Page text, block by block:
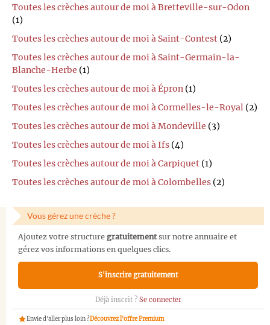
Toutes les crèches autour de moi à Bretteville-sur-Odon
(1)
Toutes les crèches autour de moi à Saint-Contest (2)
Toutes les crèches autour de moi à Saint-Germain-la-
Blanche-Herbe (1)
Toutes les crèches autour de moi à Épron (1)
Toutes les crèches autour de moi à Cormelles-le-Royal (2)
Toutes les crèches autour de moi à Mondeville (3)
Toutes les crèches autour de moi à Ifs (4)
Toutes les crèches autour de moi à Carpiquet (1)
Toutes les crèches autour de moi à Colombelles (2)
Vous gérez une crèche ?
Ajoutez votre structure gratuitementsur notre annuaire et
gérez vos informations en quelques clics.
S'inscrire gratuitement
Déjà inscrit ? Se connecter
Envie d'aller plus loin ?Découvrez l'offre Premium